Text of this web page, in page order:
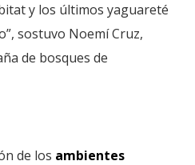
y los últimos yaguareté
sostuvo Noemí Cruz,
de bosques de
de los ambientes